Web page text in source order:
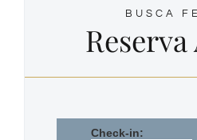
BUSCA
Check-in: